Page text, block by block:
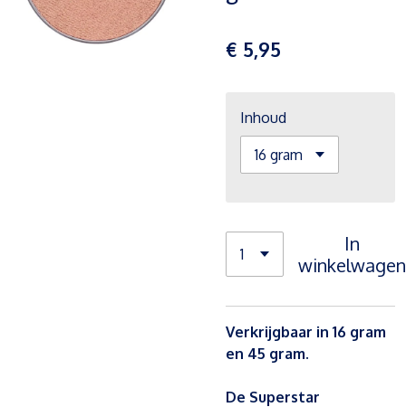
€ 5,95
Inhoud
In
winkelwagen
Verkrijgbaar in 16 gram
en 45 gram.
De Superstar